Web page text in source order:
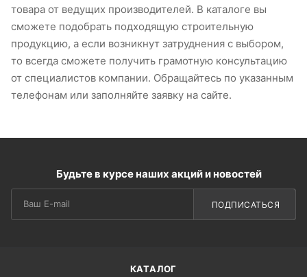
товара от ведущих производителей. В каталоге вы
сможете подобрать подходящую строительную
продукцию, а если возникнут затруднения с выбором,
то всегда сможете получить грамотную консультацию
от специалистов компании. Обращайтесь по указанным
телефонам или заполняйте заявку на сайте.
Будьте в курсе наших акций и новостей
ПОДПИСАТЬСЯ
КАТАЛОГ